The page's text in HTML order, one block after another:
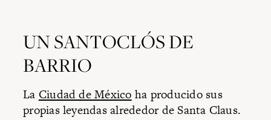
UN SANTOCLÓS DE
BARRIO
La Ciudad de México ha producido sus
propias leyendas alrededor de Santa Claus.